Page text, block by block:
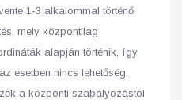
1-3 alkalommal történő
mely központilag
alapján történik, így
esetben nincs lehetőség,
a központi szabályozástól